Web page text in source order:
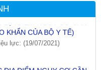
ĐỊA ĐIỂM NGUY CƠ CẦN
lực: (19/07/2021)